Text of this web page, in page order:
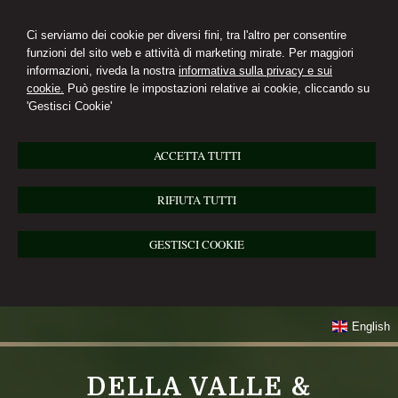
Ci serviamo dei cookie per diversi fini, tra l'altro per consentire
funzioni del sito web e attività di marketing mirate. Per maggiori
informazioni, riveda la nostra informativa sulla privacy e sui
cookie. Può gestire le impostazioni relative ai cookie, cliccando su
'Gestisci Cookie'
ACCETTA TUTTI
RIFIUTA TUTTI
GESTISCI COOKIE
English
DELLA VALLE &